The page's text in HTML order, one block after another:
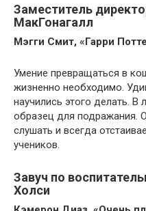
Заместитель
МакГонагалл
Мэгги Смит, «Гарри
Умение превращаться в
жизненно необходимо.
научились этого делать.
образец для подражания.
слушать и всегда
учеников.
Завуч по
Холси